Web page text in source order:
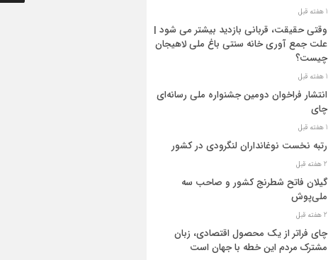
1 هفته قبل
وقتی حقیقت، قربانی بازدید بیشتر می شود |
علت جمع آوری خانه سنتی باغ ملی لاهیجان
چیست؟
1 هفته قبل
انتشار فراخوان دومین جشنواره ملی رسانه‌ای
چای
1 هفته قبل
رتبه نخست نوغانداران لنگرودی در کشور
2 هفته قبل
گیلان فاتح شطرنج کشور و صاحب سه
ملی‌پوش
2 هفته قبل
چای فراتر از یک محصول اقتصادی، زبان
مشترک مردم این خطه با جهان است